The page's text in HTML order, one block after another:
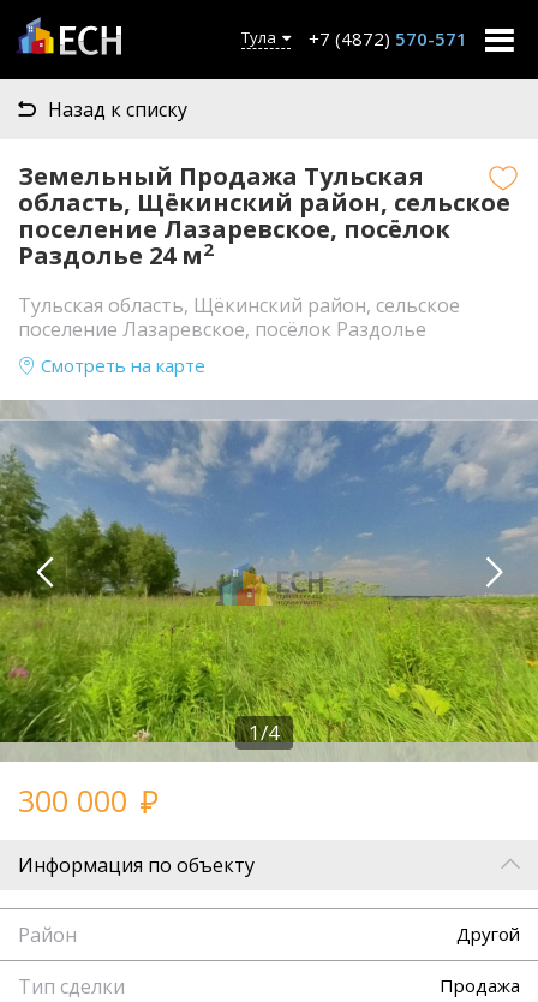
Тула +7 (4872) 570-571
Назад к списку
Земельный Продажа Тульская
область, Щёкинский район, сельское
поселение Лазаревское, посёлок
Раздолье 24 м2
Тульская область, Щёкинский район, сельское
поселение Лазаревское, посёлок Раздолье
Смотреть на карте
1/4
300 000
Информация по объекту
Район Другой
Тип сделки Продажа